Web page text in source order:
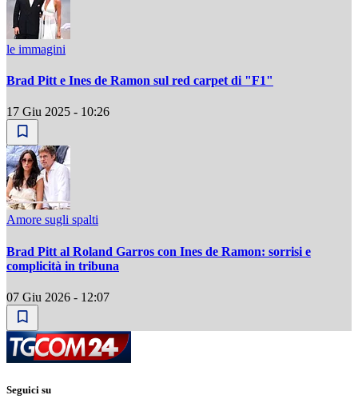
le immagini
Brad Pitt e Ines de Ramon sul red carpet di "F1"
17 Giu 2025 - 10:26
Amore sugli spalti
Brad Pitt al Roland Garros con Ines de Ramon: sorrisi e
complicità in tribuna
07 Giu 2026 - 12:07
Seguici su